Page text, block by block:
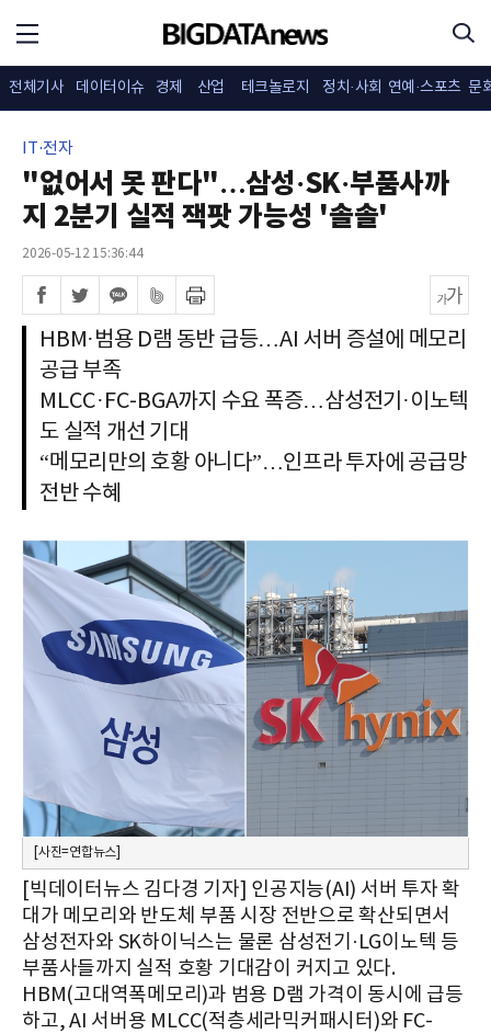
전체기사 데이터이슈 경제 산업 테크놀로지 정치·사회 연예·스포츠 문
IT·전자
"없어서 못 판다"…삼성·SK·부품사까
지 2분기 실적 잭팟 가능성 '솔솔'
2026-05-12 15:36:44
HBM·범용 D램 동반 급등…AI 서버 증설에 메모리
공급 부족
MLCC·FC-BGA까지 수요 폭증…삼성전기·이노텍
도 실적 개선 기대
“메모리만의 호황 아니다”…인프라 투자에 공급망
전반 수혜
[사진=연합뉴스]
[빅데이터뉴스 김다경 기자] 인공지능(AI) 서버 투자 확
대가 메모리와 반도체 부품 시장 전반으로 확산되면서
삼성전자와 SK하이닉스는 물론 삼성전기·LG이노텍 등
부품사들까지 실적 호황 기대감이 커지고 있다.
HBM(고대역폭메모리)과 범용 D램 가격이 동시에 급등
하고, AI 서버용 MLCC(적층세라믹커패시터)와 FC-